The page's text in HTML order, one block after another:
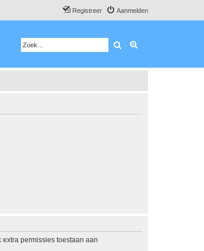
Aanmelden
Registreer
Zoek
permissies toestaan aan